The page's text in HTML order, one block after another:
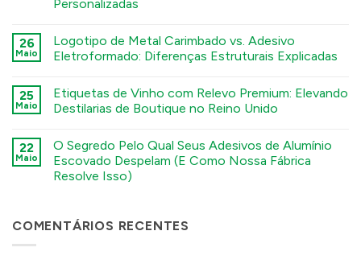
A
Chemical
Etching,
Electroforming,
Processes
में
Personalizadas
नहीं
The
Sourcing
Environmental
Factors
You
Your
Factory
Before
Ordering
26
Maio
Logotipo de Metal Carimbado vs. Adesivo
Eletroformado: Diferenças Estruturais Explicadas
नहीं
Stamped
Metal
Electroformed
Sticker:
Structural
Differences
25
Maio
Etiquetas de Vinho com Relevo Premium: Elevando
Destilarias de Boutique no Reino Unido
नहीं
Premium
Embossed
Wine
Boutique
Distilleries
22
Maio
O Segredo Pelo Qual Seus Adesivos de Alumínio
Escovado Despelam (E Como Nossa Fábrica
Resolve Isso)
The
Secret
COMENTÁRIOS RECENTES